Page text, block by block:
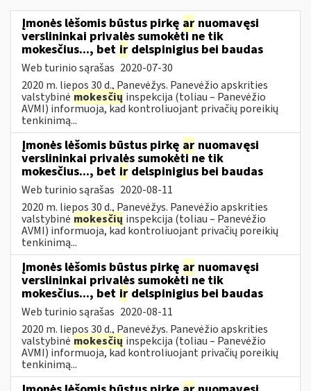
Įmonės lėšomis būstus pirkę ar nuomavęsi
verslininkai privalės sumokėti ne tik
mokesčius..., bet ir delspinigius bei baudas
Web turinio sąrašas 2020-07-30
2020 m. liepos 30 d., Panevėžys. Panevėžio apskrities
valstybinė mokesčių inspekcija (toliau – Panevėžio
AVMI) informuoja, kad kontroliuojant privačių poreikių
tenkinimą...
Įmonės lėšomis būstus pirkę ar nuomavęsi
verslininkai privalės sumokėti ne tik
mokesčius..., bet ir delspinigius bei baudas
Web turinio sąrašas 2020-08-11
2020 m. liepos 30 d., Panevėžys. Panevėžio apskrities
valstybinė mokesčių inspekcija (toliau – Panevėžio
AVMI) informuoja, kad kontroliuojant privačių poreikių
tenkinimą...
Įmonės lėšomis būstus pirkę ar nuomavęsi
verslininkai privalės sumokėti ne tik
mokesčius..., bet ir delspinigius bei baudas
Web turinio sąrašas 2020-08-11
2020 m. liepos 30 d., Panevėžys. Panevėžio apskrities
valstybinė mokesčių inspekcija (toliau – Panevėžio
AVMI) informuoja, kad kontroliuojant privačių poreikių
tenkinimą...